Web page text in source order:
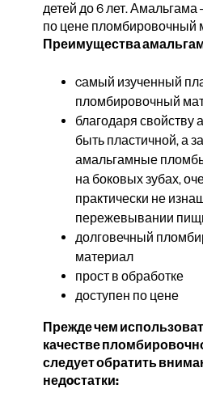
детей до 6 лет. Амальгама
по цене пломбировочный
Преимущества
cамый изученный
пломбировочный
благодаря
быть пластичной, а
амальгамные
на боковых зубах,
практически не
пережевывании
долговечный
материал
прост в обработке
доступен по цене
Прежде чем
качестве
следует обратить
недoстатки: